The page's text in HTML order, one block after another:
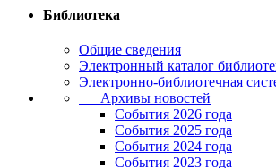
Библиотека
Общие сведения
Электронный каталог
Электронно-библиотечная
Архивы новостей
Cобытия 2026 года
События 2025 года
События 2024 года
События 2023 года